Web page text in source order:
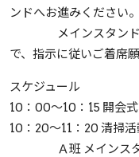
ンドへお進みください。
メインスタンド入
で、指示に従いご着席願
スケジュール
10：00～10：15 開会
10：20～11：20 清掃
Ａ班 メインスタン